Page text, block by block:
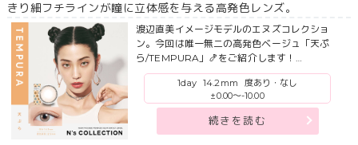
きり細フチラインが瞳に立体感を与える高発色レンズ。
渡辺直美イメージモデルのエヌズコレクショ
ン。今回は唯一無二の高発色ベージュ「天ぷ
ら/TEMPURA」🍤をご紹介します！…
1day 14.2mm
度あり・なし
±0.00～-10.00
続きを読む